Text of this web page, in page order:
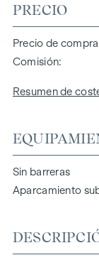
PRECIO
Precio de compra
Comisión
Resumen de
Sin barreras
Aparcamiento